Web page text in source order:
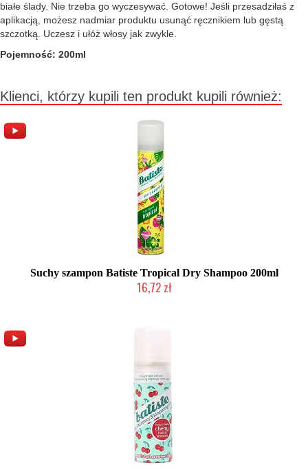
białe ślady. Nie trzeba go wyczesywać. Gotowe! Jeśli przesadziłaś z
aplikacją, możesz nadmiar produktu usunąć ręcznikiem lub gęstą
szczotką. Uczesz i ułóż włosy jak zwykle.
Pojemność: 200ml
Klienci, którzy kupili ten produkt kupili również:
Suchy szampon Batiste Tropical Dry Shampoo 200ml
16,72 zł